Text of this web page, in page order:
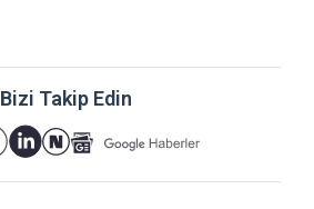
Bizi Takip Edin